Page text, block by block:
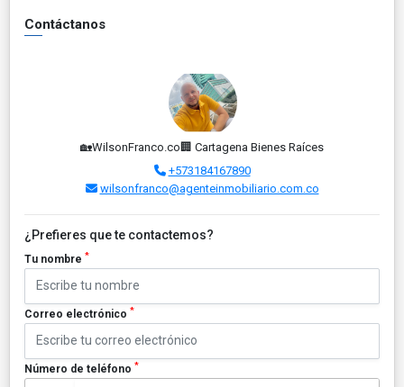
Contáctanos
🏡WilsonFranco.co🏢 Cartagena Bienes Raíces
+573184167890
wilsonfranco@agenteinmobiliario.com.co
¿Prefieres que te contactemos?
Tu nombre *
Correo electrónico *
Número de teléfono *